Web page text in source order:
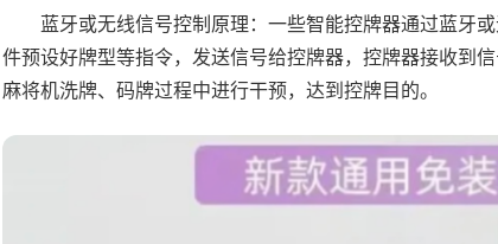
蓝牙或无线信号控制原理：一些智能控牌器通过蓝牙
件预设好牌型等指令，发送信号给控牌器，控牌器接收到
麻将机洗牌、码牌过程中进行干预，达到控牌目的。